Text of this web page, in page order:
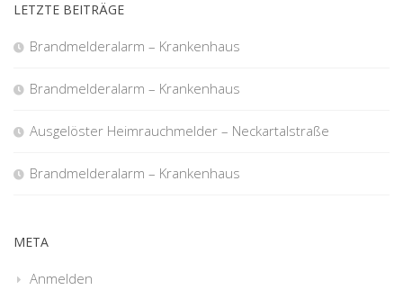
LETZTE BEITRÄGE
Brandmelderalarm – Krankenhaus
Brandmelderalarm – Krankenhaus
Ausgelöster Heimrauchmelder – Neckartalstraße
Brandmelderalarm – Krankenhaus
META
Anmelden